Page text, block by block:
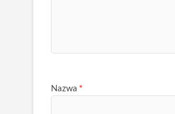
Nazwa *